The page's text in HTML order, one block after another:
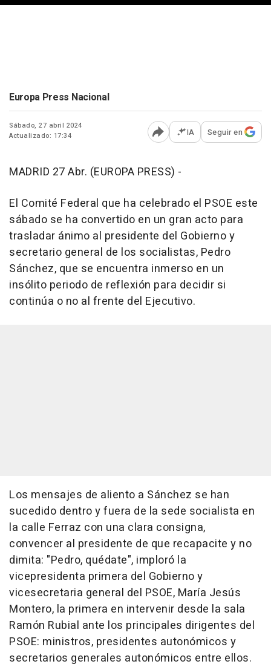
Europa Press Nacional
Sábado, 27 abril 2024
Actualizado: 17:34
Abrir opciones para
IA Seguir en
MADRID 27 Abr. (EUROPA PRESS) -
El Comité Federal que ha celebrado el PSOE este
sábado se ha convertido en un gran acto para
trasladar ánimo al presidente del Gobierno y
secretario general de los socialistas, Pedro
Sánchez, que se encuentra inmerso en un
insólito periodo de reflexión para decidir si
continúa o no al frente del Ejecutivo.
Los mensajes de aliento a Sánchez se han
sucedido dentro y fuera de la sede socialista en
la calle Ferraz con una clara consigna,
convencer al presidente de que recapacite y no
dimita: "Pedro, quédate", imploró la
vicepresidenta primera del Gobierno y
vicesecretaria general del PSOE, María Jesús
Montero, la primera en intervenir desde la sala
Ramón Rubial ante los principales dirigentes del
PSOE: ministros, presidentes autonómicos y
secretarios generales autonómicos entre ellos.